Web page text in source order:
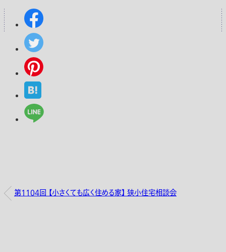
第1104回 【小さくても広く住める家】 狭小住宅相談会